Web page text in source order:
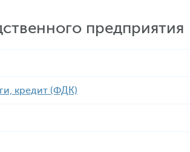
предприятия
кредит (ФДК)